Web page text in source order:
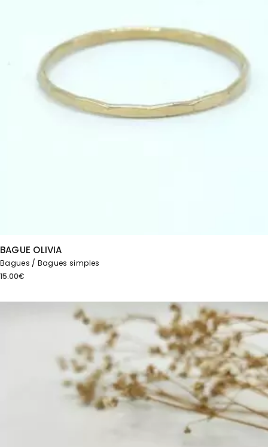
BAGUE OLIVIA
Bagues
Bagues simples
15.00€